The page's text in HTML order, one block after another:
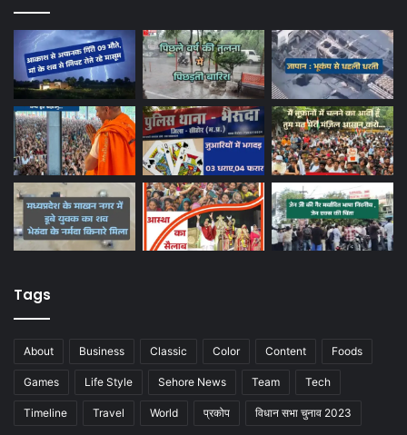
Tags
About Business Classic Color Content Foods
Games Life Style Sehore News Team Tech
Timeline Travel World प्रकोप विधान सभा चुनाव 2023